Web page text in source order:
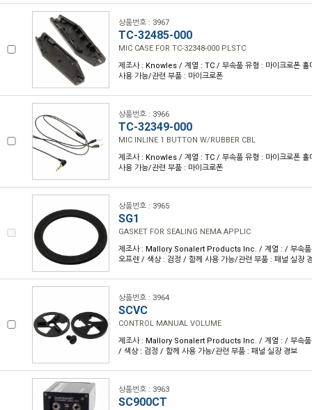
상품번호 : 3967
TC-32485-000
MIC CASE FOR TC-32348-000 PLSTC
제조사 : Knowles / 계열 : TC / 부속품 유형 : 마이크로폰
사용 가능/관련 부품 : 마이크로폰
상품번호 : 3966
TC-32349-000
MIC INLINE 1 BUTTON W/RUBBER CBL
제조사 : Knowles / 계열 : TC / 부속품 유형 : 마이크로폰
사용 가능/관련 부품 : 마이크로폰
상품번호 : 3965
SG1
GASKET FOR SEALING NEMA APPLIC
제조사 : Mallory Sonalert Products Inc. / 계열 : / 부속품
오프렌 / 색상 : 검정 / 함께 사용 가능/관련 부품 : 패널 실장
상품번호 : 3964
SCVC
CONTROL MANUAL VOLUME
제조사 : Mallory Sonalert Products Inc. / 계열 : / 부속품
/ 색상 : 검정 / 함께 사용 가능/관련 부품 : 패널 실장 경보
상품번호 : 3963
SC900CT